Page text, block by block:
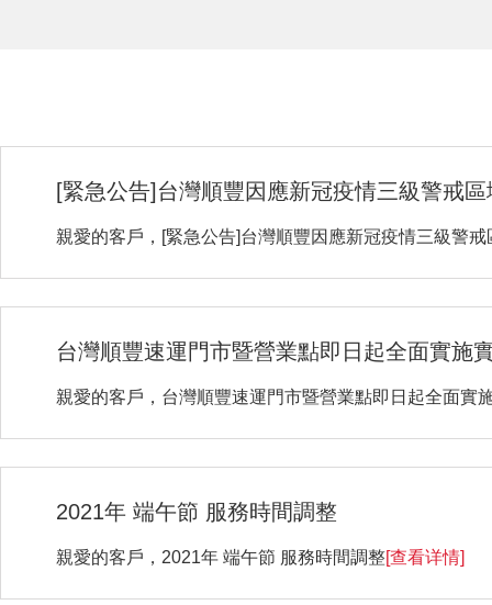
[緊急公告]台灣順豐因應新冠疫情三級警戒
親愛的客戶，[緊急公告]台灣順豐因應新冠疫情三級警
台灣順豐速運門市暨營業點即日起全面實施
親愛的客戶，台灣順豐速運門市暨營業點即日起全面實
2021年 端午節 服務時間調整
親愛的客戶，2021年 端午節 服務時間調整[查看详情]